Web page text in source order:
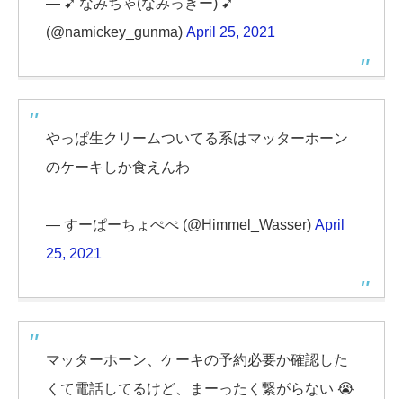
— ➹ なみちゃ(なみっきー) ➹
(@namickey_gunma) April 25, 2021
やっぱ生クリームついてる系はマッターホーン
のケーキしか食えんわ
— すーぱーちょぺぺ (@Himmel_Wasser) April
25, 2021
マッターホーン、ケーキの予約必要か確認した
くて電話してるけど、まーったく繋がらない 😭